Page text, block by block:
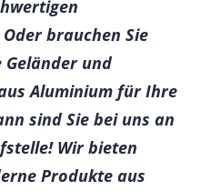
brauchen Sie
und
Aluminium für Ihre
sind Sie bei uns an
Wir bieten
Produkte aus